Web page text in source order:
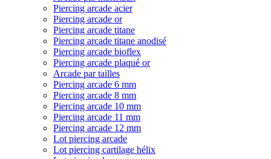
Piercing arcade acier
Piercing arcade or
Piercing arcade titane
Piercing arcade titane anodisé
Piercing arcade bioflex
Piercing arcade plaqué or
Arcade par tailles
Piercing arcade 6 mm
Piercing arcade 8 mm
Piercing arcade 10 mm
Piercing arcade 11 mm
Piercing arcade 12 mm
Lot piercing arcade
Lot piercing cartilage hélix